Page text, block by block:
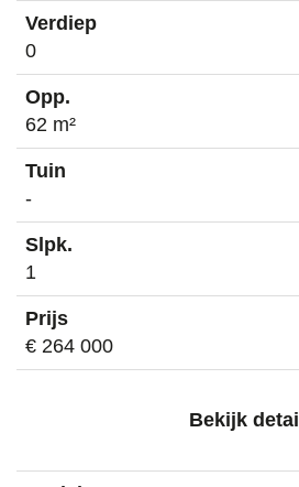
0
62 m²
-
1
€ 264 000
Bekijk detail